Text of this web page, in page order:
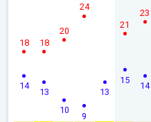
14
18
13
18
10
20
9
24
13
15
21
14
23